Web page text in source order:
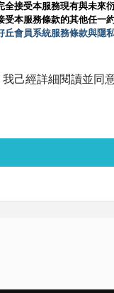
全接受本服務現有與未來
受本服務條款的其他任一
丘會員系統服務條款與隱
我己經詳細閱讀並同